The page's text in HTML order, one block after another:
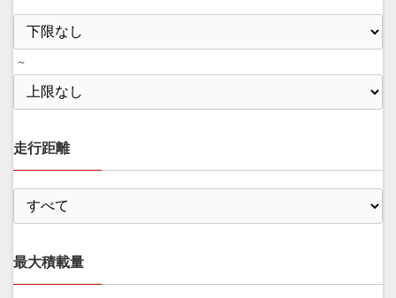
～
走行距離
最大積載量